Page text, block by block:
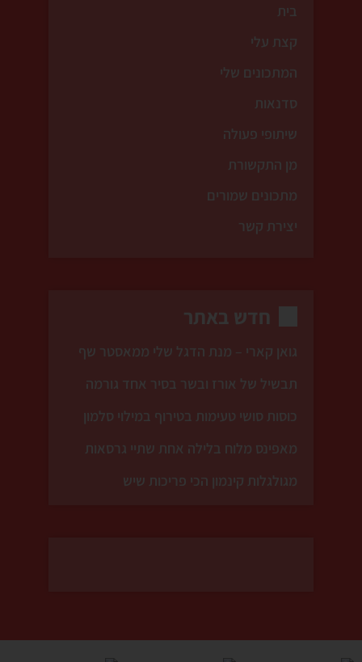
בית
קצת עלי
המתכונים שלי
סדנאות
שיתופי פעולה
מן התקשורת
מתכונים שמורים
יצירת קשר
חדש באתר
גואן קארי – מנת הדגל שלי ממאסטר שף
תבשיל של אורז ובשר בסיר אחד גורמה
כוסות סושי טעימות בטירוף במילוי סלמון
מאפינס מלוח בלילה אחת שתיי גרסאות
מגולגלות קינמון הכי פריכות שיש